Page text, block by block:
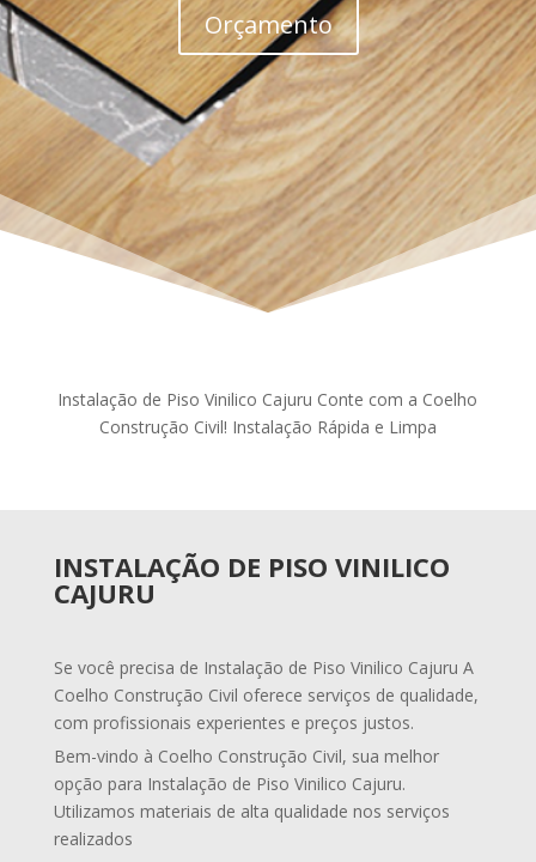
Orçamento
Instalação de Piso Vinilico Cajuru Conte com a Coelho
Construção Civil! Instalação Rápida e Limpa
INSTALAÇÃO DE PISO VINILICO
CAJURU
Se você precisa de Instalação de Piso Vinilico Cajuru A
Coelho Construção Civil oferece serviços de qualidade,
com profissionais experientes e preços justos.
Bem-vindo à Coelho Construção Civil, sua melhor
opção para Instalação de Piso Vinilico Cajuru.
Utilizamos materiais de alta qualidade nos serviços
realizados